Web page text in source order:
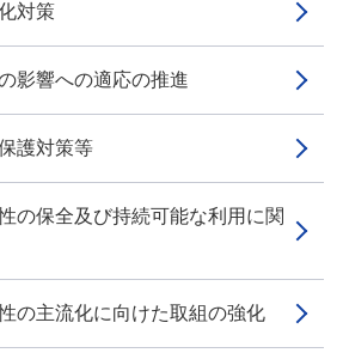
対策
影響への適応の推進
護対策等
の保全及び持続可能な利用に関
の主流化に向けた取組の強化